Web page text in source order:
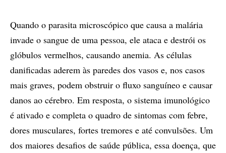
Quando o parasita microscópico que causa a malária
invade o sangue de uma pessoa, ele ataca e destrói os
glóbulos vermelhos, causando anemia. As células
danificadas aderem às paredes dos vasos e, nos casos
mais graves, podem obstruir o fluxo sanguíneo e causar
danos ao cérebro. Em resposta, o sistema imunológico
é ativado e completa o quadro de sintomas com febre,
dores musculares, fortes tremores e até convulsões. Um
dos maiores desafios de saúde pública, essa doença, que